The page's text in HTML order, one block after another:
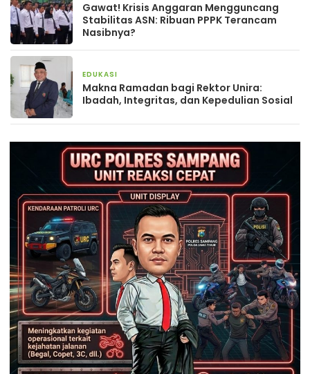
Gawat! Krisis Anggaran Mengguncang
Stabilitas ASN: Ribuan PPPK Terancam
Nasibnya?
EDUKASI
Makna Ramadan bagi Rektor Unira:
Ibadah, Integritas, dan Kepedulian Sosial